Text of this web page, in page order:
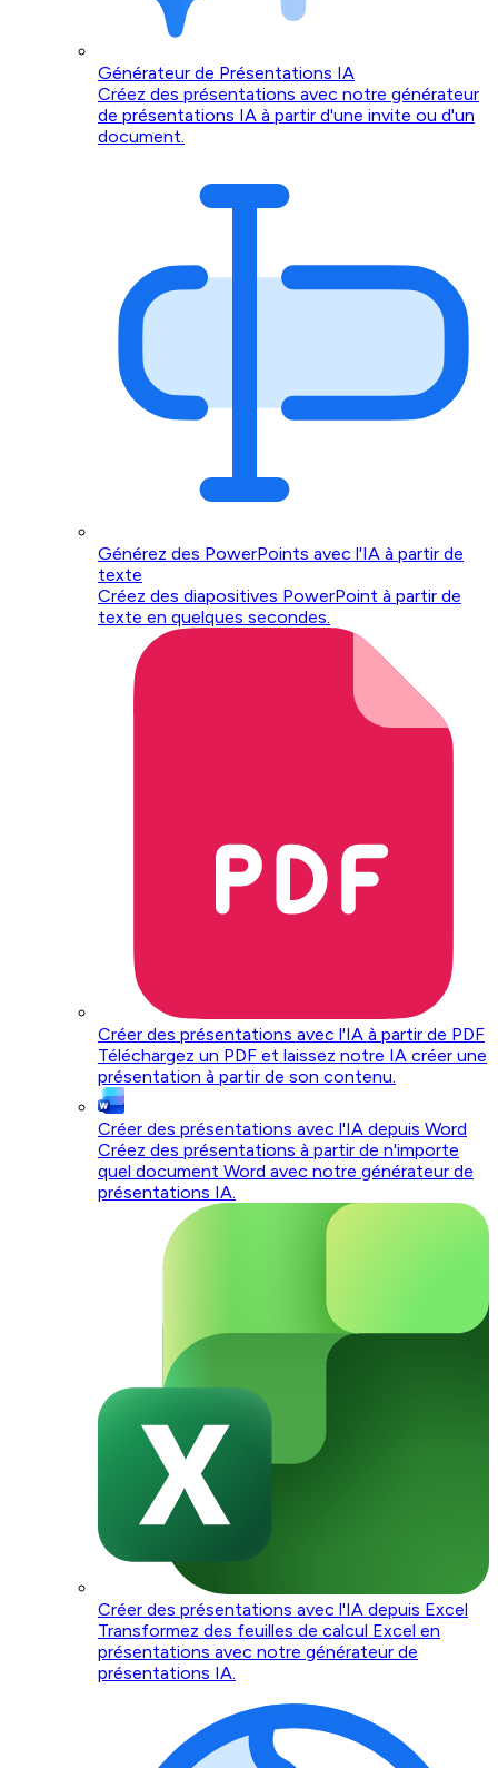
Générateur de Présentations IA
Créez des présentations avec notre générateur
de présentations IA à partir d'une invite ou d'un
document.
Générez des PowerPoints avec l'IA à partir de
texte
Créez des diapositives PowerPoint à partir de
texte en quelques secondes.
Créer des présentations avec l'IA à partir de PDF
Téléchargez un PDF et laissez notre IA créer une
présentation à partir de son contenu.
Créer des présentations avec l'IA depuis Word
Créez des présentations à partir de n'importe
quel document Word avec notre générateur de
présentations IA.
Créer des présentations avec l'IA depuis Excel
Transformez des feuilles de calcul Excel en
présentations avec notre générateur de
présentations IA.